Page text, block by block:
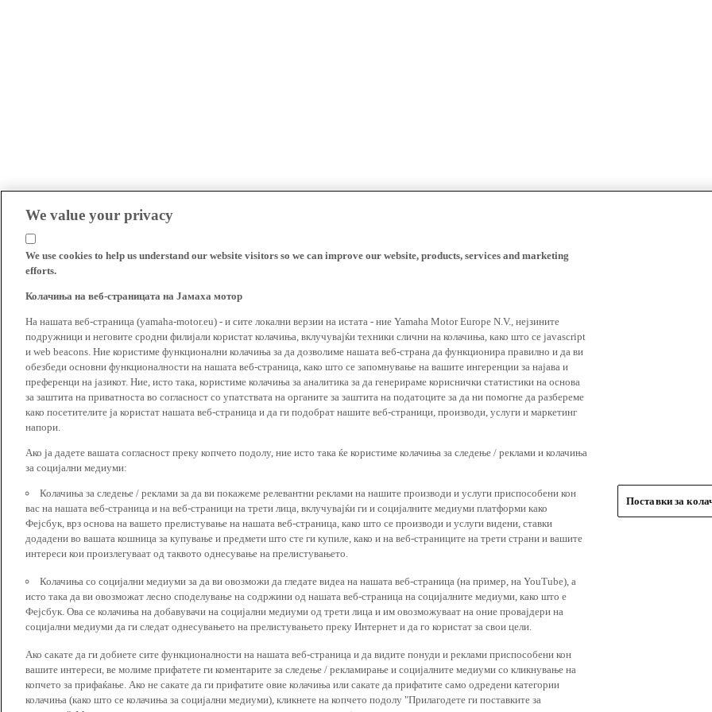
We value your privacy
We use cookies to help us understand our website visitors so we can improve our website, products, services and marketing
efforts.
Колачиња на веб-страницата на Јамаха мотор
На нашата веб-страница (yamaha-motor.eu) - и сите локални верзии на истата - ние Yamaha Motor Europe N.V., нејзините
подружници и неговите сродни филијали користат колачиња, вклучувајќи техники слични на колачиња, како што се javascript
и web beacons. Ние користиме функционални колачиња за да дозволиме нашата веб-страна да функционира правилно и да ви
обезбеди основни функционалности на нашата веб-страница, како што се запомнување на вашите ингеренции за најава и
преференци на јазикот. Ние, исто така, користиме колачиња за аналитика за да генерираме кориснички статистики на основа
за заштита на приватноста во согласност со упатствата на органите за заштита на податоците за да ни помогне да разбереме
како посетителите ја користат нашата веб-страница и да ги подобрат нашите веб-страници, производи, услуги и маркетинг
напори.
Ако ја дадете вашата согласност преку копчето подолу, ние исто така ќе користиме колачиња за следење / реклами и колачиња
за социјални медиуми:
Колачиња за следење / реклами за да ви покажеме релевантни реклами на нашите производи и услуги приспособени кон
вас на нашата веб-страница и на веб-страници на трети лица, вклучувајќи ги и социјалните медиуми платформи како
Фејсбук, врз основа на вашето прелистување на нашата веб-страница, како што се производи и услуги видени, ставки
додадени во вашата кошница за купување и предмети што сте ги купиле, како и на веб-страниците на трети страни и вашите
интереси кои произлегуваат од таквото однесување на прелистувањето.
Колачиња со социјални медиуми за да ви овозможи да гледате видеа на нашата веб-страница (на пример, на YouTube), а
исто така да ви овозможат лесно споделување на содржини од нашата веб-страница на социјалните медиуми, како што е
Фејсбук. Ова се колачиња на добавувачи на социјални медиуми од трети лица и им овозможуваат на оние провајдери на
социјални медиуми да ги следат однесувањето на прелистувањето преку Интернет и да го користат за свои цели.
Ако сакате да ги добиете сите функционалности на нашата веб-страница и да видите понуди и реклами приспособени кон
вашите интереси, ве молиме прифатете ги коментарите за следење / рекламирање и социјалните медиуми со кликнување на
копчето за прифаќање. Ако не сакате да ги прифатите овие колачиња или сакате да прифатите само одредени категории
колачиња (како што се колачиња за социјални медиуми), кликнете на копчето подолу "Прилагодете ги поставките за
Поставки за